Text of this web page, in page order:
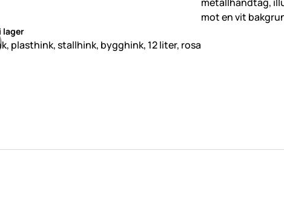
i lager
plasthink, stallhink, bygghink, 12 liter, rosa